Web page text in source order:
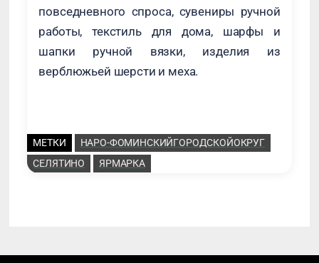
повседневного спроса, сувениры ручной
работы, текстиль для дома, шарфы и
шапки ручной вязки, изделия из
верблюжьей шерсти и меха.
МЕТКИ
НАРО-ФОМИНСКИЙГОРОДСКОЙОКРУГ
СЕЛЯТИНО
ЯРМАРКА